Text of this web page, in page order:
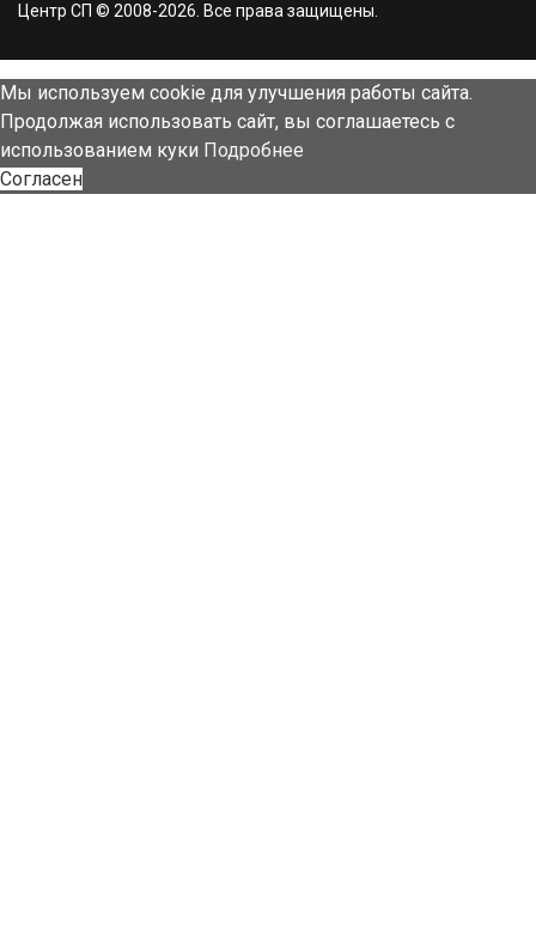
Центр СП © 2008-2026. Все права защищены.
Мы используем cookie для улучшения работы сайта.
Продолжая использовать сайт, вы соглашаетесь с
использованием куки Подробнее
Согласен